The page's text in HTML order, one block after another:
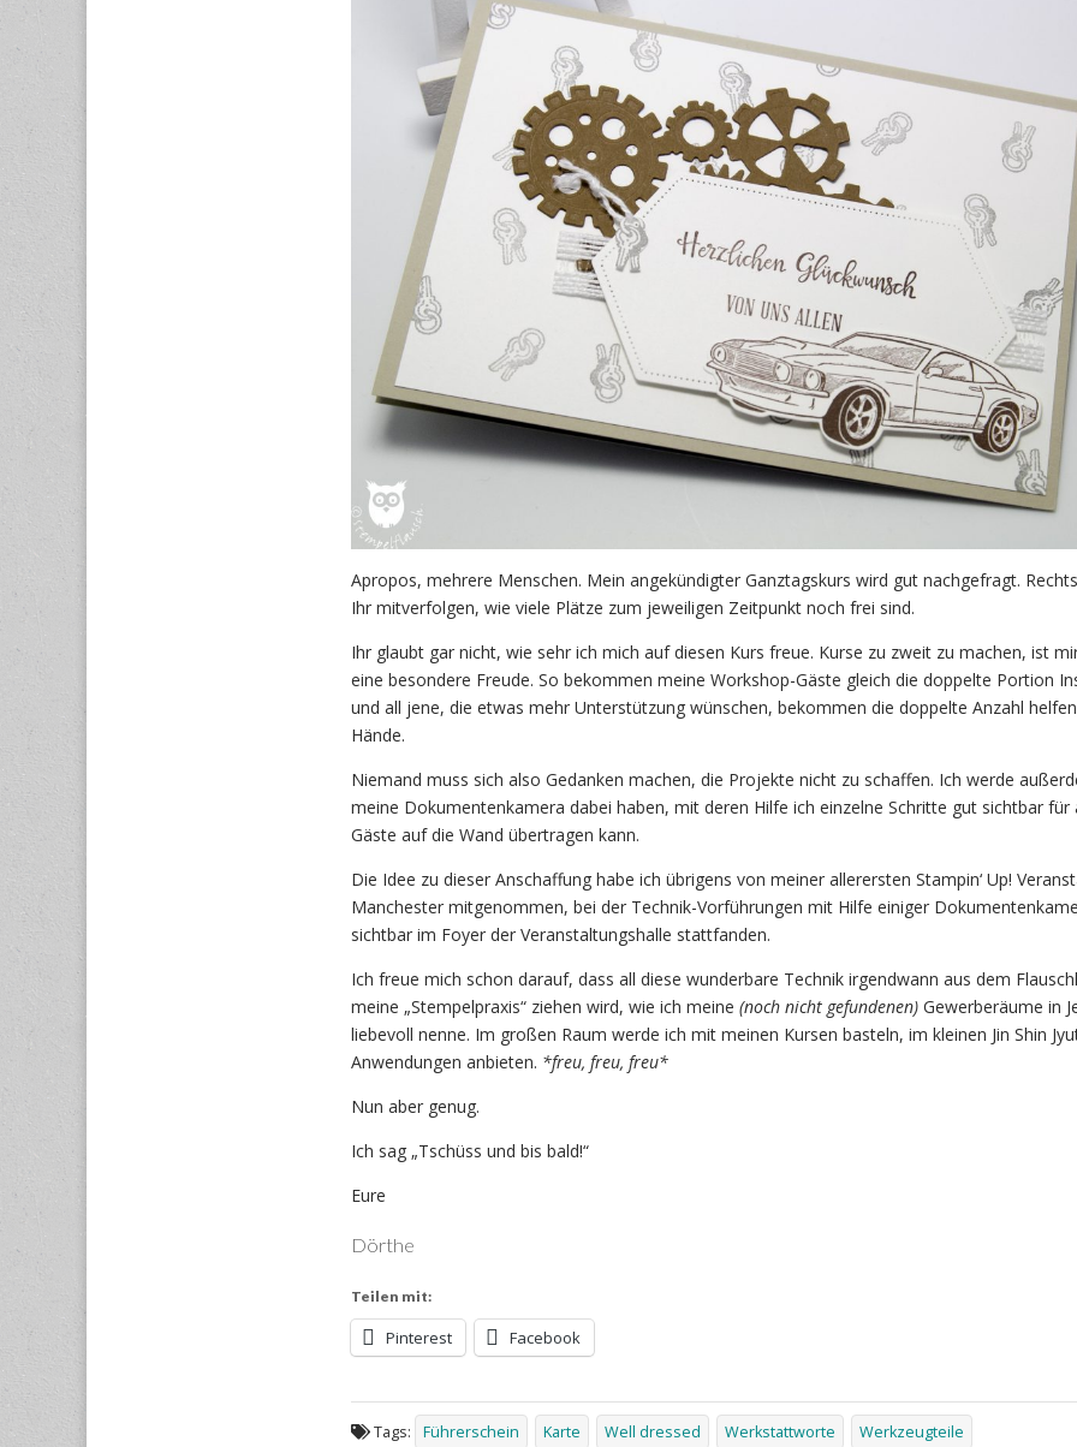
Apropos, mehrere Menschen. Mein angekündigter Ganztagskurs wird gut nachgefragt.
Ihr mitverfolgen, wie viele Plätze zum jeweiligen Zeitpunkt noch frei sind.
Ihr glaubt gar nicht, wie sehr ich mich auf diesen Kurs freue. Kurse zu zweit zu machen, ist
eine besondere Freude. So bekommen meine Workshop-Gäste gleich die doppelte Portion
und all jene, die etwas mehr Unterstützung wünschen, bekommen die doppelte Anzahl
Hände.
Niemand muss sich also Gedanken machen, die Projekte nicht zu schaffen. Ich werde
meine Dokumentenkamera dabei haben, mit deren Hilfe ich einzelne Schritte gut sichtbar für
Gäste auf die Wand übertragen kann.
Die Idee zu dieser Anschaffung habe ich übrigens von meiner allerersten Stampin‘ Up!
Manchester mitgenommen, bei der Technik-Vorführungen mit Hilfe einiger
sichtbar im Foyer der Veranstaltungshalle stattfanden.
Ich freue mich schon darauf, dass all diese wunderbare Technik irgendwann aus dem
meine „Stempelpraxis“ ziehen wird, wie ich meine (noch nicht gefundenen)Gewerberäume in
liebevoll nenne. Im großen Raum werde ich mit meinen Kursen basteln, im kleinen Jin Shin
Anwendungen anbieten. *freu, freu, freu*
Nun aber genug.
Ich sag „Tschüss und bis bald!“
Eure
Dörthe
Teilen mit:
Pinterest Facebook
Tags: Führerschein Karte Well dressed Werkstattworte Werkzeugteile